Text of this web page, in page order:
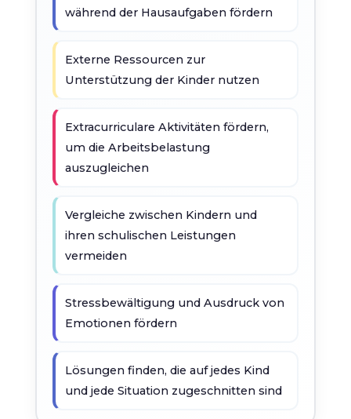
während der Hausaufgaben fördern
Externe Ressourcen zur
Unterstützung der Kinder nutzen
Extracurriculare Aktivitäten fördern,
um die Arbeitsbelastung
auszugleichen
Vergleiche zwischen Kindern und
ihren schulischen Leistungen
vermeiden
Stressbewältigung und Ausdruck von
Emotionen fördern
Lösungen finden, die auf jedes Kind
und jede Situation zugeschnitten sind